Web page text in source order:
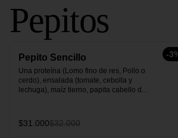
Pepitos
-3
Pepito Sencillo
Una proteína (Lomo fino de res, Pollo o
cerdo), ensalada (tomate, cebolla y
lechuga), maíz tierno, papita cabello de
$31.000$32.000